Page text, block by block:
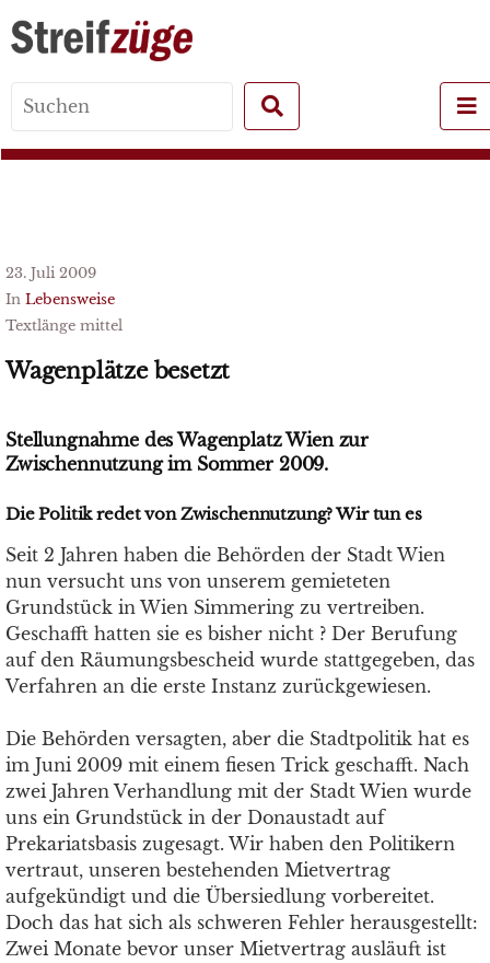
for:
23. Juli 2009
In Lebensweise
Textlänge mittel
Wagenplätze besetzt
Stellungnahme des Wagenplatz Wien zur
Zwischennutzung im Sommer 2009.
Die Politik redet von Zwischennutzung? Wir tun es
Seit 2 Jahren haben die Behörden der Stadt Wien
nun versucht uns von unserem gemieteten
Grundstück in Wien Simmering zu vertreiben.
Geschafft hatten sie es bisher nicht ? Der Berufung
auf den Räumungsbescheid wurde stattgegeben, das
Verfahren an die erste Instanz zurückgewiesen.
Die Behörden versagten, aber die Stadtpolitik hat es
im Juni 2009 mit einem fiesen Trick geschafft. Nach
zwei Jahren Verhandlung mit der Stadt Wien wurde
uns ein Grundstück in der Donaustadt auf
Prekariatsbasis zugesagt. Wir haben den Politikern
vertraut, unseren bestehenden Mietvertrag
aufgekündigt und die Übersiedlung vorbereitet.
Doch das hat sich als schweren Fehler herausgestellt:
Zwei Monate bevor unser Mietvertrag ausläuft ist